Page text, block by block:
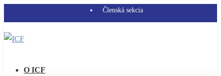
Členská sekcia
O ICF